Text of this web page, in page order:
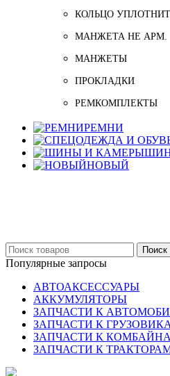
КОЛЬЦО
МАНЖЕТА НЕ АРМ.
МАНЖЕТЫ
ПРОКЛАДКИ
РЕМКОМПЛЕКТЫ
РЕМНИ
НОВЫЙ
Поиск
Популярные запросы
АВТОАКСЕССУАРЫ
АККУМУЛЯТОРЫ
ЗАПЧАСТИ К
ЗАПЧАСТИ К
ЗАПЧАСТИ К
ЗАПЧАСТИ К